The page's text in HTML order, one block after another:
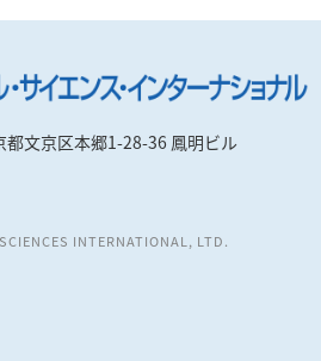
文京区本郷1-28-36 鳳明ビル
INTERNATIONAL, LTD.